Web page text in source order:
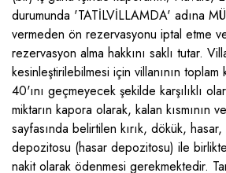
Yeşilköy
Ultra Lüks Villalar
durumunda 'TATİLVİLLAMDA' adına
vermeden ön rezervasyonu iptal etme
rezervasyon alma hakkını saklı tutar.
kesinleştirilebilmesi için villanının
40'ını geçmeyecek şekilde karşılıklı
miktarın kapora olarak, kalan kısmının
sayfasında belirtilen kırık, dökük,
depozitosu (hasar depozitosu) ile
nakit olarak ödenmesi gerekmektedir.